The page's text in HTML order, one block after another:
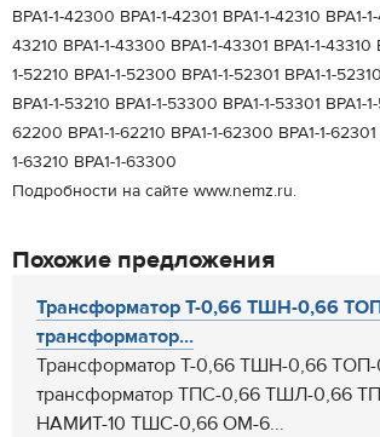
ВРА1-1-42300 ВРА1-1-42301 ВРА1-1-42310 ВРА1-
43210 ВРА1-1-43300 ВРА1-1-43301 ВРА1-1-
1-52210 ВРА1-1-52300 ВРА1-1-52301 ВРА1-1-
ВРА1-1-53210 ВРА1-1-53300 ВРА1-1-53301 ВРА1-
62200 ВРА1-1-62210 ВРА1-1-62300 ВРА1-1-
1-63210 ВРА1-1-63300
Подробности на сайте www.nemz.ru.
Похожие предложения
Трансформатор Т-0,66 ТШН-0,66
трансформатор...
Трансформатор Т-0,66 ТШН-0,66
трансформатор ТПС-0,66 ТШЛ-0,66
НАМИТ-10 ТШС-0,66 ОМ-6...